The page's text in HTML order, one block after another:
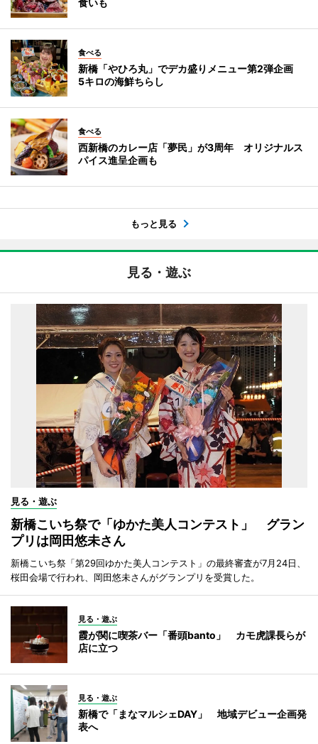
食べる
新橋「やひろ丸」でデカ盛りメニュー第2弾企画
5キロの海鮮ちらし
食べる
西新橋のカレー店「夢民」が3周年 オリジナルス
パイス進呈企画も
もっと見る
見る・遊ぶ
見る・遊ぶ
新橋こいち祭で「ゆかた美人コンテスト」 グラン
プリは岡田悠未さん
新橋こいち祭「第29回ゆかた美人コンテスト」の最終審査が7月24日、
桜田会場で行われ、岡田悠未さんがグランプリを受賞した。
見る・遊ぶ
霞が関に喫茶バー「番頭banto」 カモ虎課長らが
店に立つ
見る・遊ぶ
新橋で「まなマルシェDAY」 地域デビュー企画発
表へ